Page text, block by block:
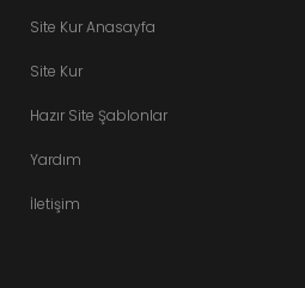
Site Kur Anasayfa
Site Kur
Hazır Site Şablonlar
Yardım
İletişim